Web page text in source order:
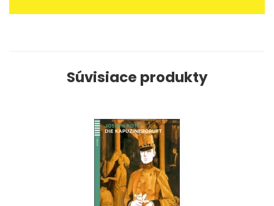
Súvisiace produkty